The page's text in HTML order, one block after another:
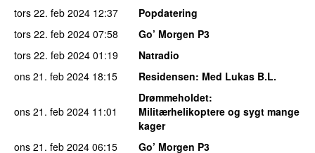
tors 22. feb 2024 12:37
Popdatering
tors 22. feb 2024 07:58
Go’ Morgen P3
tors 22. feb 2024 01:19
Natradio
ons 21. feb 2024 18:15 Residensen: Med Lukas B.L.
ons 21. feb 2024 11:01
Drømmeholdet:
Militærhelikoptere og sygt mange
kager
ons 21. feb 2024 06:15 Go’ Morgen P3